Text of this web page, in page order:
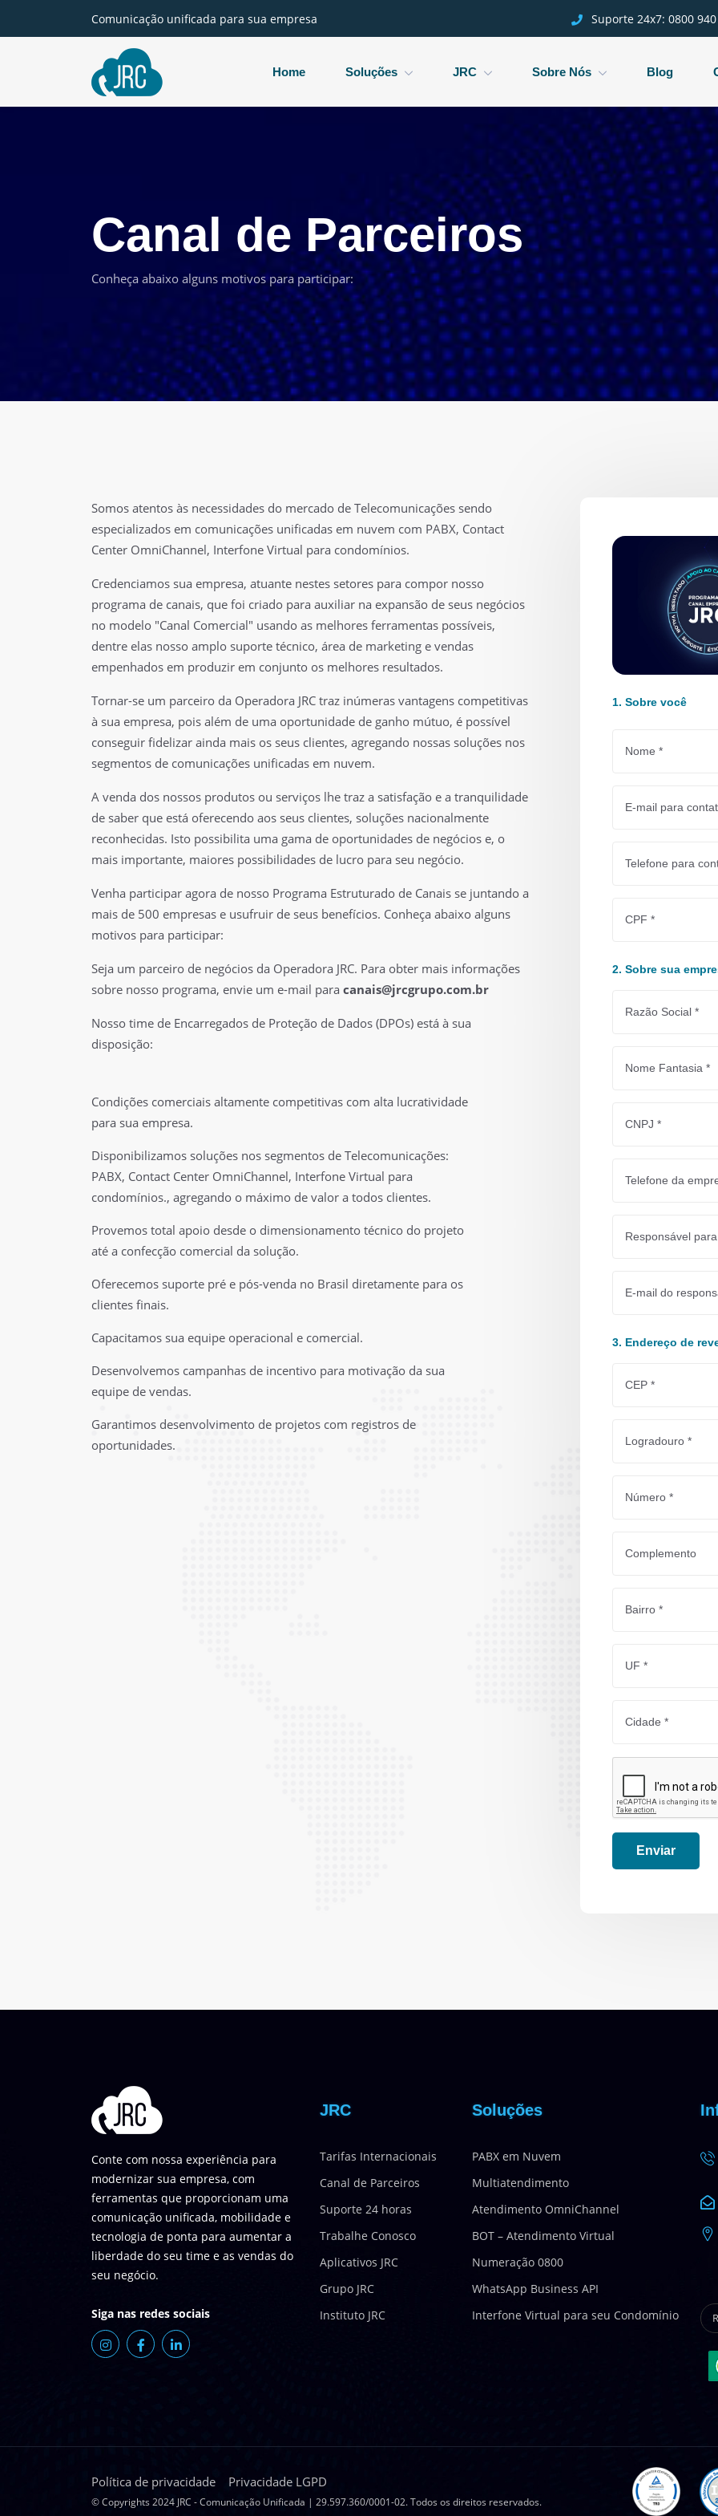
Comunicação unificada para sua empresa Suporte 24x7: 0800
Home Soluções JRC Sobre Nós Blog
Canal de Parceiros
Conheça abaixo alguns motivos para participar:
Somos atentos às necessidades do mercado de Telecomunicações sendo
especializados em comunicações unificadas em nuvem com PABX, Contact
Center OmniChannel, Interfone Virtual para condomínios.
Credenciamos sua empresa, atuante nestes setores para compor nosso
programa de canais, que foi criado para auxiliar na expansão de seus negócios
no modelo "Canal Comercial" usando as melhores ferramentas possíveis,
dentre elas nosso amplo suporte técnico, área de marketing e vendas
empenhados em produzir em conjunto os melhores resultados.
Tornar-se um parceiro da Operadora JRC traz inúmeras vantagens competitivas
à sua empresa, pois além de uma oportunidade de ganho mútuo, é possível
conseguir fidelizar ainda mais os seus clientes, agregando nossas soluções nos
segmentos de comunicações unificadas em nuvem.
A venda dos nossos produtos ou serviços lhe traz a satisfação e a tranquilidade
de saber que está oferecendo aos seus clientes, soluções nacionalmente
reconhecidas. Isto possibilita uma gama de oportunidades de negócios e, o
mais importante, maiores possibilidades de lucro para seu negócio.
Venha participar agora de nosso Programa Estruturado de Canais se juntando a
mais de 500 empresas e usufruir de seus benefícios. Conheça abaixo alguns
motivos para participar:
Seja um parceiro de negócios da Operadora JRC. Para obter mais informações
sobre nosso programa, envie um e-mail para canais@jrcgrupo.com.br
Nosso time de Encarregados de Proteção de Dados (DPOs) está à sua
disposição:
Condições comerciais altamente competitivas com alta lucratividade
para sua empresa.
Disponibilizamos soluções nos segmentos de Telecomunicações:
PABX, Contact Center OmniChannel, Interfone Virtual para
condomínios., agregando o máximo de valor a todos clientes.
Provemos total apoio desde o dimensionamento técnico do projeto
até a confecção comercial da solução.
Oferecemos suporte pré e pós-venda no Brasil diretamente para os
clientes finais.
Capacitamos sua equipe operacional e comercial.
Desenvolvemos campanhas de incentivo para motivação da sua
equipe de vendas.
Garantimos desenvolvimento de projetos com registros de
oportunidades.
1. Sobre você
2. Sobre sua
3. Endereço de
Enviar
Conte com nossa experiência para
modernizar sua empresa, com
ferramentas que proporcionam uma
comunicação unificada, mobilidade e
tecnologia de ponta para aumentar a
liberdade do seu time e as vendas do
seu negócio.
Siga nas redes sociais
JRC
Tarifas Internacionais
Canal de Parceiros
Suporte 24 horas
Trabalhe Conosco
Aplicativos JRC
Grupo JRC
Instituto JRC
Soluções
PABX em Nuvem
Multiatendimento
Atendimento OmniChannel
BOT – Atendimento Virtual
Numeração 0800
WhatsApp Business API
Interfone Virtual para seu Condomínio
Política de privacidade Privacidade LGPD
© Copyrights 2024 JRC - Comunicação Unificada | 29.597.360/0001-02. Todos os direitos reservados.